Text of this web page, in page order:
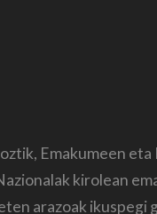
Emakumeen eta
kirolean
arazoak ikuspegi